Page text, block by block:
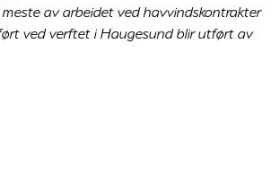
av arbeidet ved havvindskontrakter
ved verftet i Haugesund blir utført av